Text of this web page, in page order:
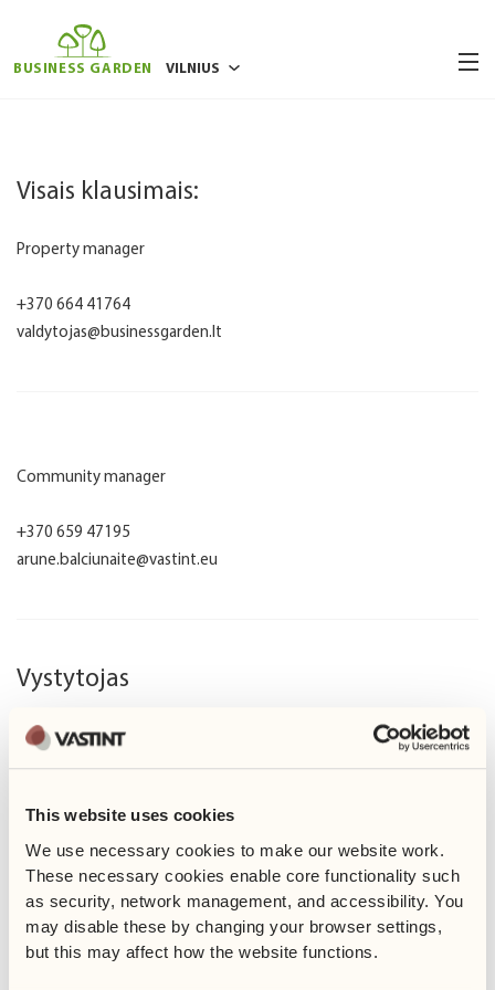
This website uses cookies
We use necessary cookies to make our website work.
These necessary cookies enable core functionality such
as security, network management, and accessibility. You
may disable these by changing your browser settings,
but this may affect how the website functions.
BUSINESS GARDEN VILNIUS
RYGA
Visais klausimais:
Property manager
+370 664 41764
valdytojas@businessgarden.lt
Community manager
+370 659 47195
arune.balciunaite@vastint.eu
Vystytojas
Vastint Lithuania yra jau 30 metų veikiančios tarptautinės
nekilnojamo turto vystymo kompanijos „Vastint Group“ tinklo
dalis. Įmonė savo veiklą Lietuvoje pradėjo 1998 metais. Pagrindinė
mūsų veikla yra nekilnojamo turto plėtra ir turimų pastatų
valdymas.